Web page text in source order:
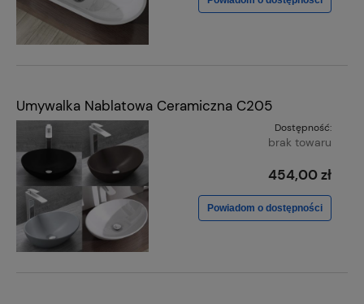
Umywalka Nablatowa Ceramiczna C205
Dostępność:
brak towaru
454,00 zł
Powiadom o dostępności